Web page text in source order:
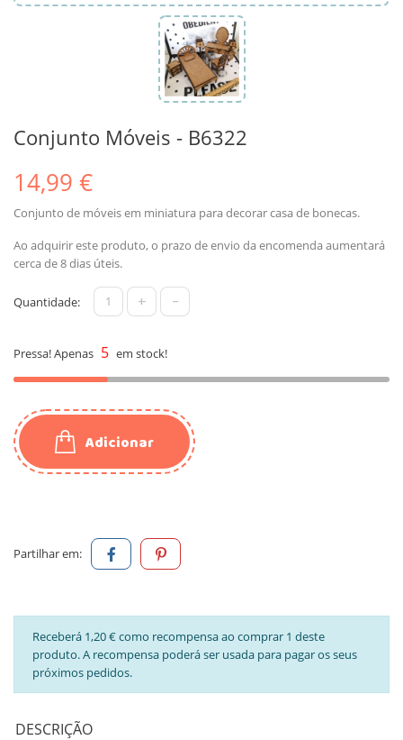
Conjunto Móveis - B6322
14,99 €
Conjunto de móveis em miniatura para decorar casa de bonecas.
Ao adquirir este produto, o prazo de envio da encomenda aumentará
cerca de 8 dias úteis.
Quantidade: + -
Pressa! Apenas 5 em stock!
Adicionar
Partilhar em:
Receberá 1,20 € como recompensa ao comprar 1 deste
produto. A recompensa poderá ser usada para pagar os seus
próximos pedidos.
DESCRIÇÃO